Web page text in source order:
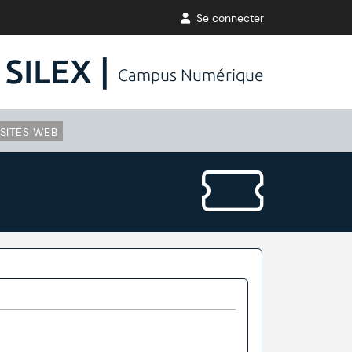
Se connecter
SILEX | Campus Numérique
WEB